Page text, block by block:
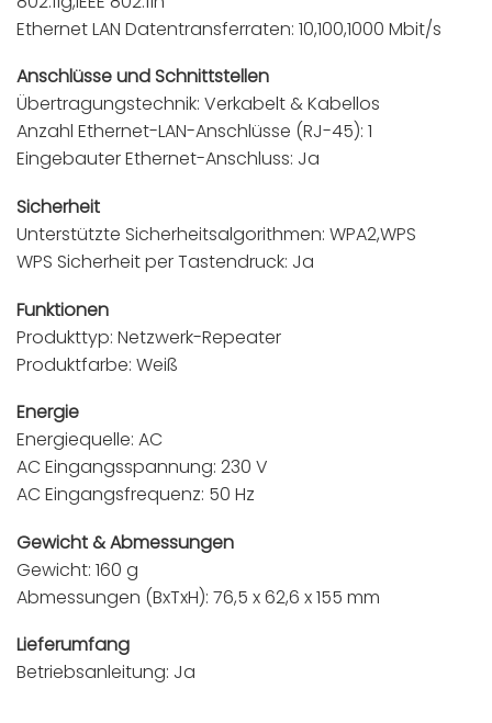
Ethernet LAN Datentransferraten: 10,100,1000 Mbit/s
Anschlüsse und Schnittstellen
Übertragungstechnik: Verkabelt & Kabellos
Anzahl Ethernet-LAN-Anschlüsse (RJ-45): 1
Eingebauter Ethernet-Anschluss: Ja
Sicherheit
Unterstützte Sicherheitsalgorithmen: WPA2,WPS
WPS Sicherheit per Tastendruck: Ja
Funktionen
Produkttyp: Netzwerk-Repeater
Produktfarbe: Weiß
Energie
Energiequelle: AC
AC Eingangsspannung: 230 V
AC Eingangsfrequenz: 50 Hz
Gewicht & Abmessungen
Gewicht: 160 g
Abmessungen (BxTxH): 76,5 x 62,6 x 155 mm
Lieferumfang
Betriebsanleitung: Ja